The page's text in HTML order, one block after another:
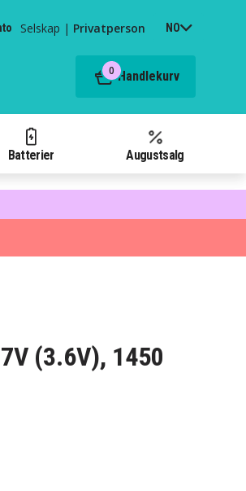
Selskap | Privatperson NO
0 Handlekurv
Batterier Augustsalg
(3.6V), 1450